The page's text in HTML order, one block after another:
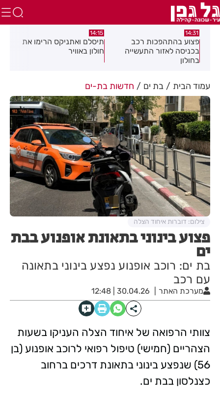
14:31
פצוע בהתהפכות רכב
בכניסה לאזור התעשייה
בחולון
14:15
תיסלם ואתניקס הרימו את
חולון באוויר
עמוד הבית בת ים חדשות בת-ים
פצוע בינוני בתאונת אופנוע בבת
ים
בת ים: רוכב אופנוע נפצע בינוני בתאונה
עם רכב
מערכת האתר 30.04.26 | 12:48
צילום: דוברות איחוד הצלה
צוותי הרפואה של איחוד הצלה העניקו בשעות
הצהריים (חמישי) טיפול רפואי לרוכב אופנוע (בן
56) שנפצע בינוני בתאונת דרכים ברחוב
כצנלסון בבת ים.